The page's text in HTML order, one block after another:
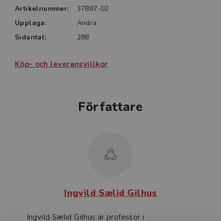
Artikelnummer:
37887-02
Upplaga:
Andra
Sidantal:
288
Köp- och leveransvillkor
Författare
Ingvild Sælid Gilhus
Ingvild Sælid Gilhus är professor i